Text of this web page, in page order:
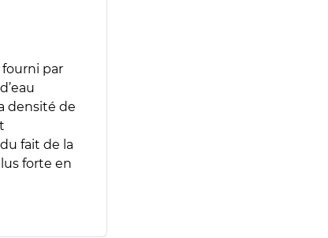
fourni par
densité de
fait de la
forte en